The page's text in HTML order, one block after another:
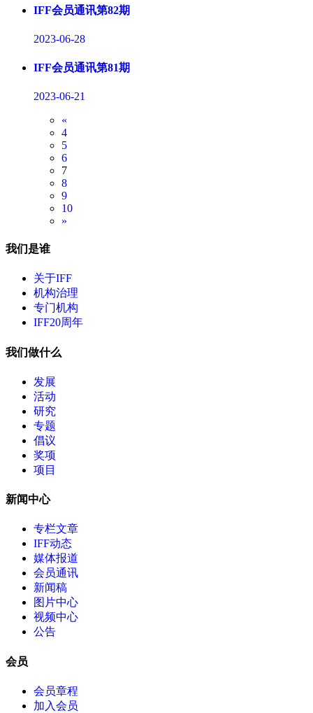
IFF会员通讯第82期
2023-06-28
IFF会员通讯第81期
2023-06-21
«
4
5
6
7
8
9
10
»
我们是谁
关于IFF
机构治理
专门机构
IFF20周年
我们做什么
发展
活动
研究
专题
倡议
奖项
项目
新闻中心
专栏文章
IFF动态
媒体报道
会员通讯
新闻稿
图片中心
视频中心
公告
会员
会员章程
加入会员